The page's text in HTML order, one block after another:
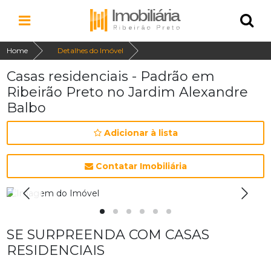
Home Detalhes do Imóvel
Casas residenciais - Padrão em
Ribeirão Preto no Jardim Alexandre
Balbo
Adicionar à lista
Contatar Imobiliária
SE SURPREENDA COM CASAS
RESIDENCIAIS